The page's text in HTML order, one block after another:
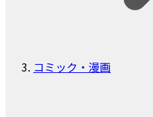
コミック・漫画